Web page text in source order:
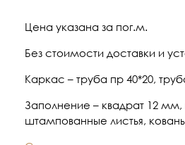
Цена указана за пог.м.
Без стоимости доставки и
Каркас – труба пр 40*20,
Заполнение – квадрат 12
штампованные листья,